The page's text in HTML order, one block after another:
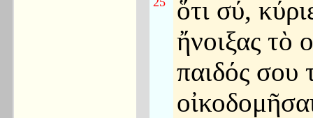
ὅτι σύ,
ἤνοιξας τὸ
παιδός σου